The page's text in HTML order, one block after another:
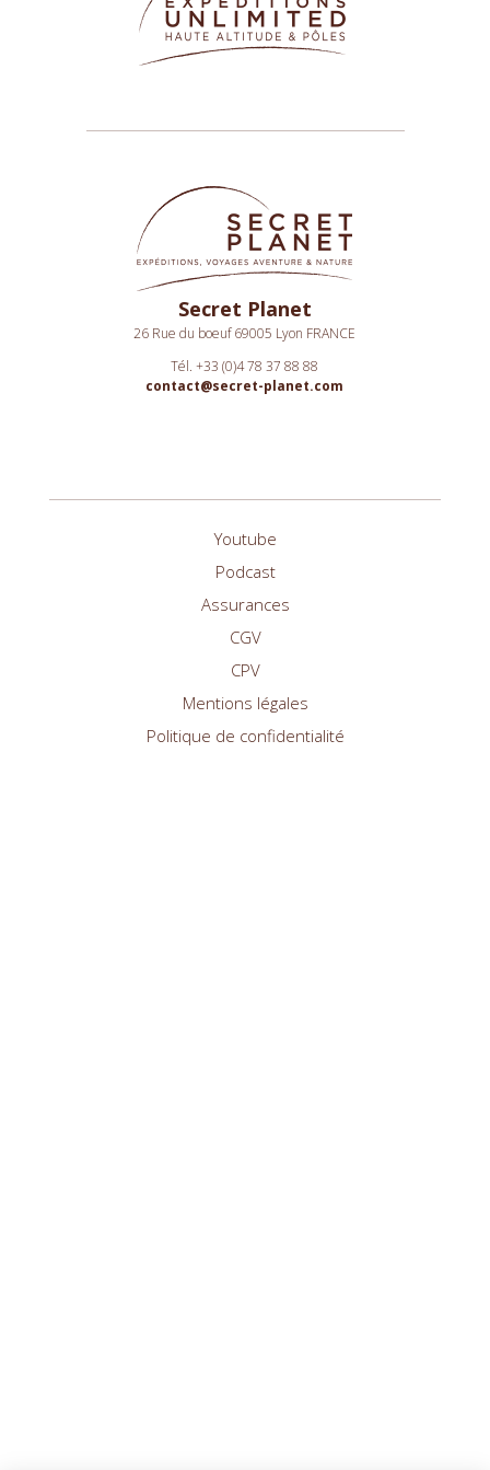
Secret Planet
26 Rue du boeuf 69005 Lyon FRANCE
Tél. +33 (0)4 78 37 88 88
contact@secret-planet.com
Youtube
Podcast
Assurances
CGV
CPV
Mentions légales
Politique de confidentialité